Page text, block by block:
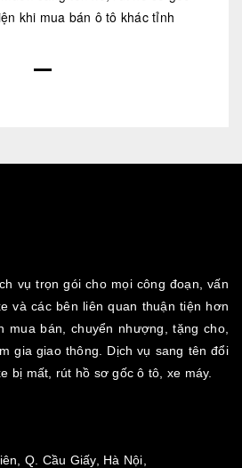
khi mua bán ô tô khác tỉnh
vụ trọn gói cho mọi công đoạn, vấn
và các bên liên quan thuận tiện hơn
mua bán, chuyển nhượng, tặng cho,
gia giao thông. Dịch vụ sang tên đổi
bị mất, rút hồ sơ gốc ô tô, xe máy.
Q. Cầu Giấy, Hà Nội,